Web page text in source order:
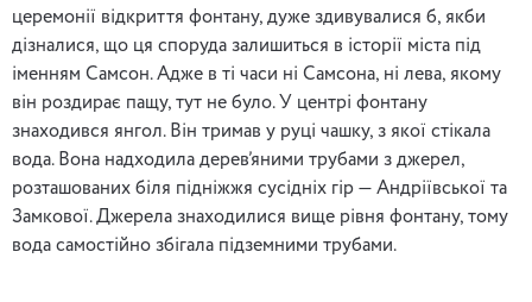
церемонії відкриття фонтану, дуже здивувалися б, якби
дізналися, що ця споруда залишиться в історії міста під
іменням Самсон. Адже в ті часи ні Самсона, ні лева, якому
він роздирає пащу, тут не було. У центрі фонтану
знаходився янгол. Він тримав у руці чашку, з якої стікала
вода. Вона надходила дерев’яними трубами з джерел,
розташованих біля підніжжя сусідніх гір — Андріївської та
Замкової. Джерела знаходилися вище рівня фонтану, тому
вода самостійно збігала підземними трубами.